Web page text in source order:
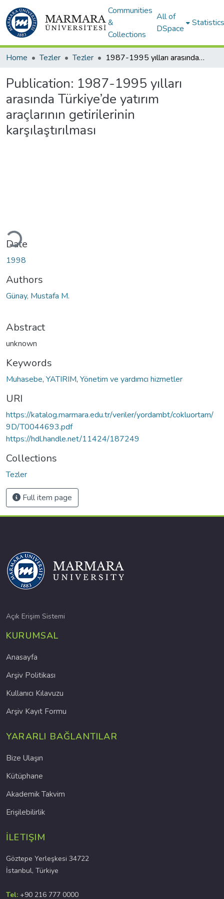
Communities
&
Collections
All of
DSpace
Statistics
Home Tezler Tezler 1987-1995 yılları arasında Türkiye’de yatırım araçlarının getirilerinin karşılaştırılması
Publication: 1987-1995 yılları
arasında Türkiye’de yatırım
araçlarının getirilerinin
karşılaştırılması
Date
1998
Authors
Günay, Mustafa M.
Abstract
unknown
Keywords
Muhasebe, YATIRIM, Yönetim ve yardımcı hizmetler
URI
https://katalog.marmara.edu.tr/veriler/yordambt/cokluortam/
9D/T0044693.pdf
https://hdl.handle.net/11424/187249
Collections
Tezler
Full item page
Açık Erişim Sistemi
KURUMSAL
Anasayfa
Arşiv Politikası
Kullanıcı Kılavuzu
Arşiv Kayıt Formu
YARARLI BAĞLANTILAR
Bize Ulaşın
Kütüphane
Akademik Takvim
Erişilebilirlik
İLETIŞIM
Göztepe Yerleşkesi 34722
İstanbul, Türkiye
Tel: +90 216 777 0000